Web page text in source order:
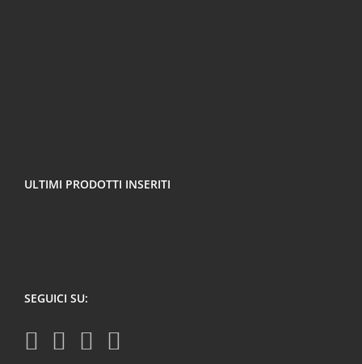
ULTIMI PRODOTTI INSERITI
SEGUICI SU: